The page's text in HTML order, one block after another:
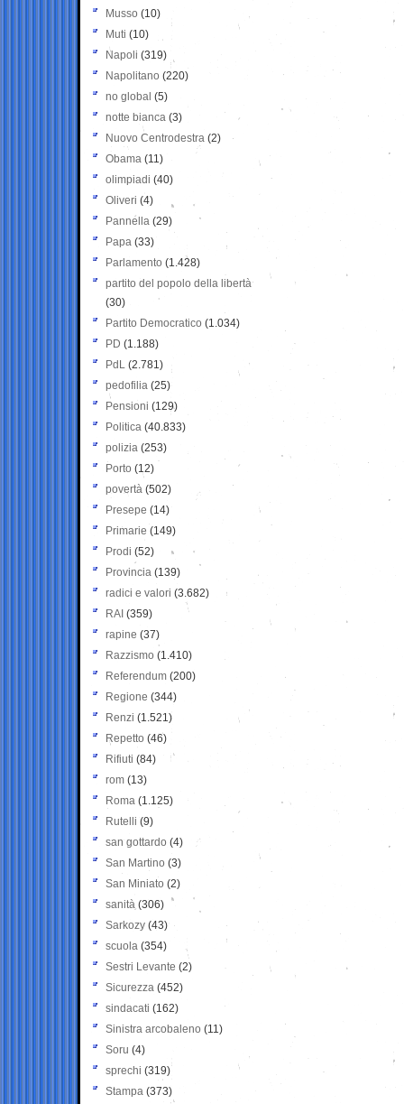
Musso (10)
Muti (10)
Napoli (319)
Napolitano (220)
no global (5)
notte bianca (3)
Nuovo Centrodestra (2)
Obama (11)
olimpiadi (40)
Oliveri (4)
Pannella (29)
Papa (33)
Parlamento (1.428)
partito del popolo della libertà
(30)
Partito Democratico (1.034)
PD (1.188)
PdL (2.781)
pedofilia (25)
Pensioni (129)
Politica (40.833)
polizia (253)
Porto (12)
povertà (502)
Presepe (14)
Primarie (149)
Prodi (52)
Provincia (139)
radici e valori (3.682)
RAI (359)
rapine (37)
Razzismo (1.410)
Referendum (200)
Regione (344)
Renzi (1.521)
Repetto (46)
Rifiuti (84)
rom (13)
Roma (1.125)
Rutelli (9)
san gottardo (4)
San Martino (3)
San Miniato (2)
sanità (306)
Sarkozy (43)
scuola (354)
Sestri Levante (2)
Sicurezza (452)
sindacati (162)
Sinistra arcobaleno (11)
Soru (4)
sprechi (319)
Stampa (373)